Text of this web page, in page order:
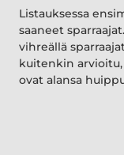
Listauksessa
saaneet
vihreällä
kuitenkin
ovat alansa